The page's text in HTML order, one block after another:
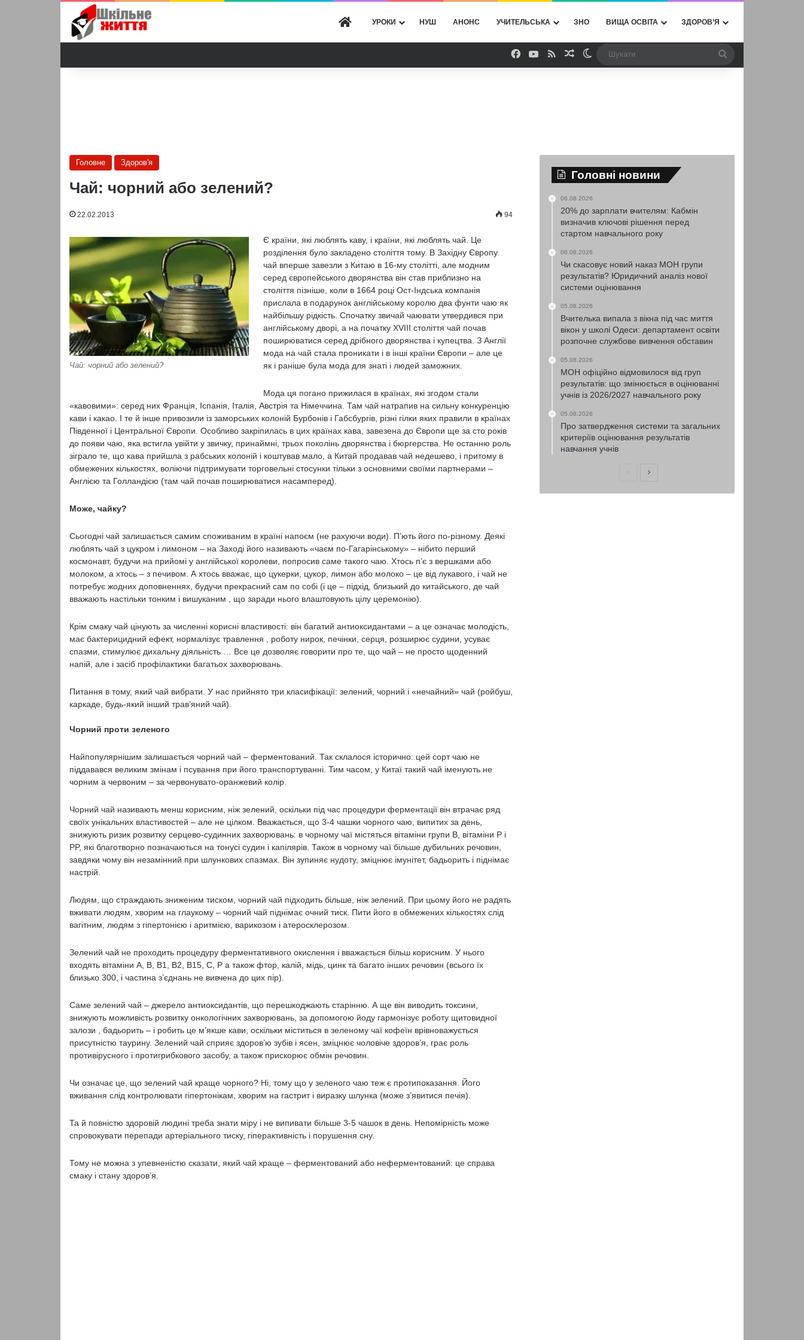
ГОЛОВНА
УРОКИ НУШ АНОНС УЧИТЕЛЬСЬКА ЗНО ВИЩА ОСВІТА ЗДОРОВ’Я
Facebook
YouTube
RSSВипадкова стаття
Switch skin
Головне Здоров'я
Чай: чорний або зелений?
22.02.2013 94
Чай: чорний або зелений?
Є країни, які люблять каву, і країни, які люблять чай. Це
розділення було закладено століття тому. В Західну Європу
чай вперше завезли з Китаю в 16-му столітті, але модним
серед європейського дворянства він став приблизно на
століття пізніше, коли в 1664 році Ост-Індська компанія
прислала в подарунок англійському королю два фунти чаю як
найбільшу рідкість. Спочатку звичай чаювати утвердився при
англійському дворі, а на початку XVIII століття чай почав
поширюватися серед дрібного дворянства і купецтва. З Англії
мода на чай стала проникати і в інші країни Європи – але це
як і раніше була мода для знаті і людей заможних.
Мода ця погано прижилася в країнах, які згодом стали
«кавовими»: серед них Франція, Іспанія, Італія, Австрія та Німеччина. Там чай натрапив на сильну конкуренцію
кави і какао. І те й інше привозили із заморських колоній Бурбонів і Габсбургів, різні гілки яких правили в країнах
Південної і Центральної Європи. Особливо закріпилась в цих країнах кава, завезена до Європи ще за сто років
до появи чаю, яка встигла увійти у звичку, принаймні, трьох поколінь дворянства і бюргерства. Не останню роль
зіграло те, що кава прийшла з рабських колоній і коштував мало, а Китай продавав чай ​​недешево, і притому в
обмежених кількостях, воліючи підтримувати торговельні стосунки тільки з основними своїми партнерами –
Англією та Голландією (там чай почав поширюватися насамперед).
Може, чайку?
Сьогодні чай залишається самим споживаним в країні напоєм (не рахуючи води). П’ють його по-різному. Деякі
люблять чай з цукром і лимоном – на Заході його називають «чаєм по-Гагарінському» – нібито перший
космонавт, будучи на прийомі у англійської королеви, попросив саме такого чаю. Хтось п’є з вершками або
молоком, а хтось – з печивом. А хтось вважає, що цукерки, цукор, лимон або молоко – це від лукавого, і чай не
потребує жодних доповненнях, будучи прекрасний сам по собі (і це – підхід, близький до китайського, де чай
вважають настільки тонким і вишуканим , що заради нього влаштовують цілу церемонію).
Крім смаку чай цінують за численні корисні властивості: він багатий антиоксидантами – а це означає молодість,
має бактерицидний ефект, нормалізує травлення , роботу нирок, печінки, серця, розширює судини, усуває
спазми, стимулює дихальну діяльність … Все це дозволяє говорити про те, що чай – не просто щоденний
напій, але і засіб профілактики багатьох захворювань.
Питання в тому, який чай вибрати. У нас прийнято три класифікації: зелений, чорний і «нечайний» чай (ройбуш,
каркаде, будь-який інший трав’яний чай).
Чорний проти зеленого
Найпопулярнішим залишається чорний чай – ферментований. Так склалося історично: цей сорт чаю не
піддавався великим змінам і псування при його транспортуванні. Тим часом, у Китаї такий чай іменують не
чорним а червоним – за червонувато-оранжевий колір.
Чорний чай називають менш корисним, ніж зелений, оскільки під час процедури ферментації він втрачає ряд
своїх унікальних властивостей – але не цілком. Вважається, що 3-4 чашки чорного чаю, випитих за день,
знижують ризик розвитку серцево-судинних захворювань: в чорному чаї містяться вітаміни групи B, вітаміни P і
PP, які благотворно позначаються на тонусі судин і капілярів. Також в чорному чаї більше дубильних речовин,
завдяки чому він незамінний при шлункових спазмах. Він зупиняє нудоту, зміцнює імунітет, бадьорить і піднімає
настрій.
Людям, що страждають зниженим тиском, чорний чай підходить більше, ніж зелений. При цьому його не радять
вживати людям, хворим на глаукому – чорний чай піднімає очний тиск. Пити його в обмежених кількостях слід
вагітним, людям з гіпертонією і аритмією, варикозом і атеросклерозом.
Зелений чай не проходить процедуру ферментативного окислення і вважається більш корисним. У нього
входять вітаміни A, B, B1, B2, B15, C, P а також фтор, калій, мідь, цинк та багато інших речовин (всього їх
близько 300, і частина з’єднань не вивчена до цих пір).
Саме зелений чай – джерело антиоксидантів, що перешкоджають старінню. А ще він виводить токсини,
знижують можливість розвитку онкологічних захворювань, за допомогою йоду гармонізує роботу щитовидної
залози , бадьорить – і робить це м’якше кави, оскільки міститься в зеленому чаї кофеїн врівноважується
присутністю таурину. Зелений чай сприяє здоров’ю зубів і ясен, зміцнює чоловіче здоров’я, грає роль
противірусного і протигрибкового засобу, а також прискорює обмін речовин.
Чи означає це, що зелений чай краще чорного? Ні, тому що у зеленого чаю теж є протипоказання. Його
вживання слід контролювати гіпертонікам, хворим на гастрит і виразку шлунка (може з’явитися печія).
Та й повністю здоровій людині треба знати міру і не випивати більше 3-5 чашок в день. Непомірність може
спровокувати перепади артеріального тиску, гіперактивність і порушення сну.
Тому не можна з упевненістю сказати, який чай краще – ферментований або неферментований: це справа
смаку і стану здоров’я.
Головні новини
06.08.2026
20% до зарплати вчителям: Кабмін
визначив ключові рішення перед
стартом навчального року
06.08.2026
Чи скасовує новий наказ МОН групи
результатів? Юридичний аналіз нової
системи оцінювання
05.08.2026
Вчителька випала з вікна під час миття
вікон у школі Одеси: департамент освіти
розпочне службове вивчення обставин
05.08.2026
МОН офіційно відмовилося від груп
результатів: що змінюється в оцінюванні
учнів із 2026/2027 навчального року
05.08.2026
Про затвердження системи та загальних
критеріїв оцінювання результатів
навчання учнів
ПопередняНаступна